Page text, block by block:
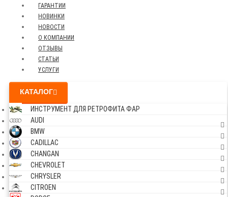
ГАРАНТИИ
НОВИНКИ
НОВОСТИ
О КОМПАНИИ
ОТЗЫВЫ
СТАТЬИ
УСЛУГИ
КАТАЛОГ
ИНСТРУМЕНТ ДЛЯ РЕТРОФИТА ФАР
AUDI
BMW
CADILLAC
CHANGAN
CHEVROLET
CHRYSLER
CITROEN